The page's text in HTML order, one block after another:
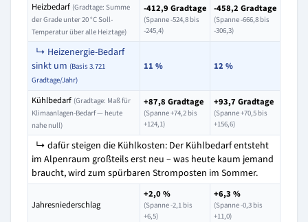
Heizbedarf (Gradtage: Summe
der Grade unter 20 °C Soll-
Temperatur über alle Heiztage)
-412,9 Gradtage
(Spanne -524,8 bis
-245,4)
-458,2 Gradtage
(Spanne -666,8 bis
-306,3)
↳ Heizenergie-Bedarf
sinkt um (Basis 3.721
Gradtage/Jahr)
11 % 12 %
Kühlbedarf (Gradtage: Maß für
Klimaanlagen-Bedarf — heute
nahe null)
+87,8 Gradtage
(Spanne +74,2 bis
+124,1)
+93,7 Gradtage
(Spanne +70,5 bis
+156,6)
↳ dafür steigen die Kühlkosten: Der Kühlbedarf entsteht
im Alpenraum großteils erst neu – was heute kaum jemand
braucht, wird zum spürbaren Stromposten im Sommer.
Jahresniederschlag
+2,0 %
(Spanne -2,1 bis
+6,5)
+6,3 %
(Spanne -0,3 bis
+11,0)